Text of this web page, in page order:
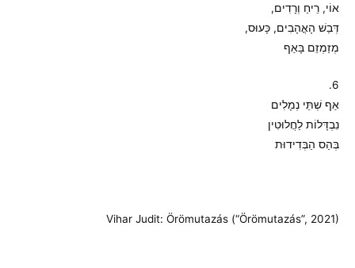
אוֹי, רֵיחַ וְרָדִים,
דְּבַשׁ הָאֳהָבִים, כָּעוּס,
מְזַמְזֵם בָּאַף
6.
אַף שְׁתֵּי נְמָלִים
נִבְדָּלוֹת לַחֲלוּטִין
בְּהַס הַבְּדִידוּת
Vihar Judit: Örömutazás (“Örömutazás”, 2021)